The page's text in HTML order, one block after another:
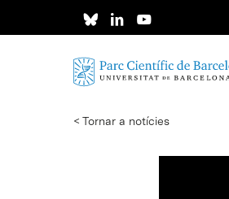
< Tornar a notícies